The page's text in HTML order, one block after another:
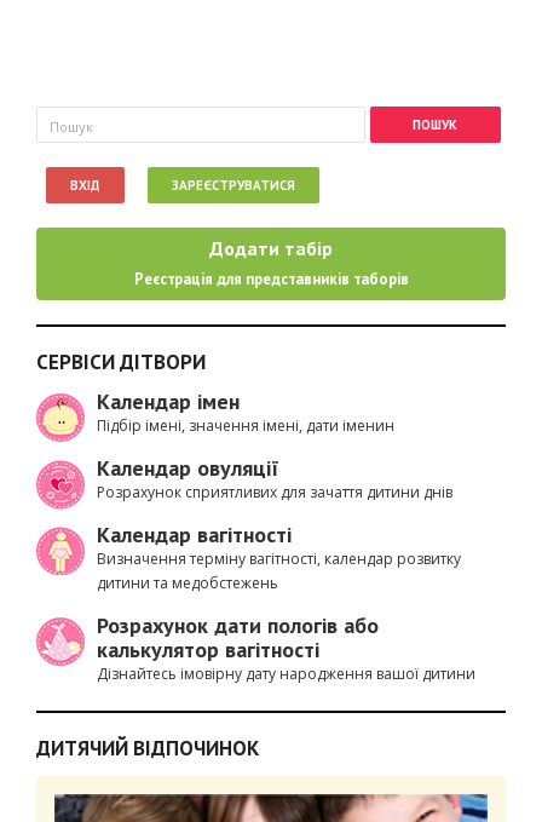
Пошукова форма
Пошук
ВХІД ЗАРЕЄСТРУВАТИСЯ
Додати табір
Реєстрація для представників таборів
СЕРВІСИ ДІТВОРИ
Календар імен
Підбір імені, значення імені, дати іменин
Календар овуляції
Розрахунок сприятливих для зачаття дитини днів
Календар вагітності
Визначення терміну вагітності, календар розвитку
дитини та медобстежень
Розрахунок дати пологів або
калькулятор вагітності
Дізнайтесь імовірну дату народження вашої дитини
ДИТЯЧИЙ ВІДПОЧИНОК